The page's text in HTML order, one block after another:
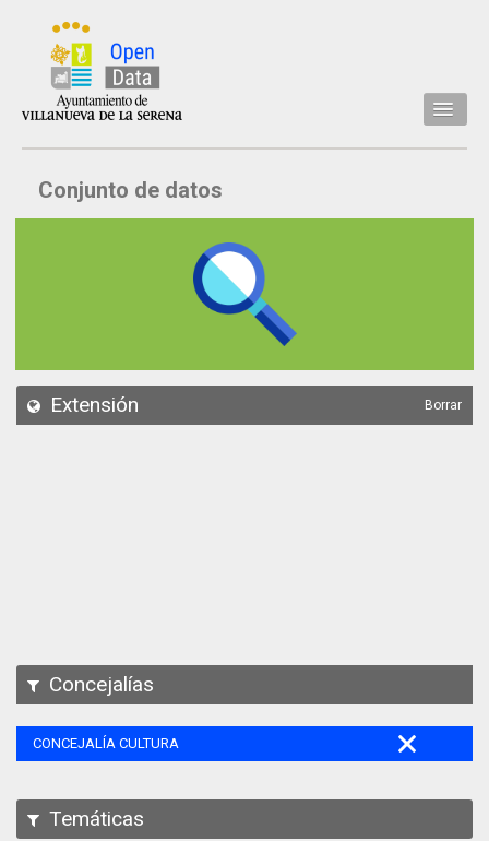
Inicio
Datos
API
Conjunto de datos
Extensión Borrar
Concejalías
CONCEJALÍA CULTURA
Temáticas